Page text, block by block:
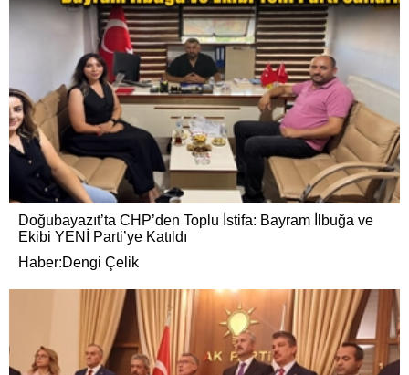
Doğubayazıt’ta CHP’den Toplu İstifa: Bayram İlbuğa ve
Ekibi YENİ Parti’ye Katıldı
Haber:Dengi Çelik